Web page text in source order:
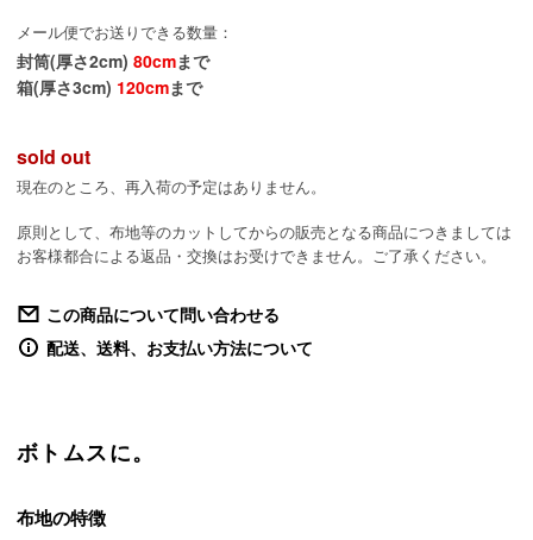
メール便でお送りできる数量：
封筒(厚さ2cm) 80cmまで
箱(厚さ3cm) 120cmまで
sold out
現在のところ、再入荷の予定はありません。
原則として、布地等のカットしてからの販売となる商品につきましては
お客様都合による返品・交換はお受けできません。ご了承ください。
この商品について問い合わせる
配送、送料、お支払い方法について
ボトムスに。
布地の特徴